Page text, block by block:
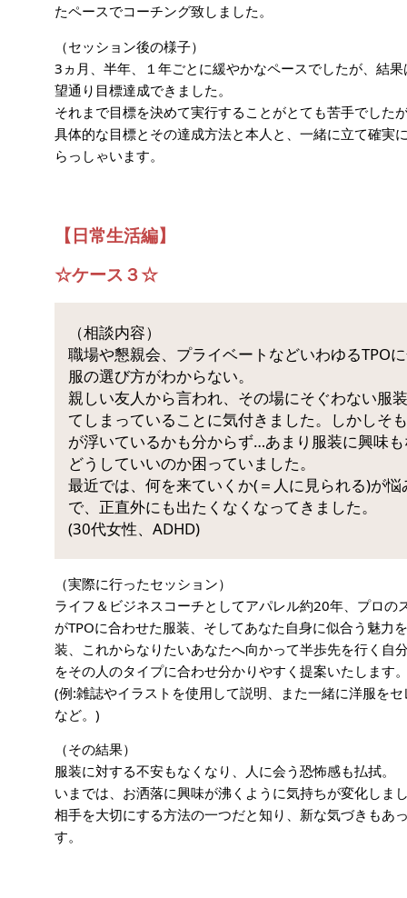
たペースでコーチング致しました。
（セッション後の様子）
3ヵ月、半年、１年ごとに緩やかなペースでしたが、結
望通り目標達成できました。
それまで目標を決めて実行することがとても苦手でした
具体的な目標とその達成方法と本人と、一緒に立て確実
らっしゃいます。
【日常生活編】
☆ケース３☆
（相談内容）
職場や懇親会、プライベートなどいわゆるTPO
服の選び方がわからない。
親しい友人から言われ、その場にそぐわない服
てしまっていることに気付きました。しかしそ
が浮いているかも分からず…あまり服装に興味
どうしていいのか困っていました。
最近では、何を来ていくか(＝人に見られる)が悩
で、正直外にも出たくなくなってきました。
(30代女性、ADHD)
（実際に行ったセッション）
ライフ＆ビジネスコーチとしてアパレル約20年、プロの
がTPOに合わせた服装、そしてあなた自身に似合う魅力
装、これからなりたいあなたへ向かって半歩先を行く自
をその人のタイプに合わせ分かりやすく提案いたします
(例:雑誌やイラストを使用して説明、また一緒に洋服を
など。)
（その結果）
服装に対する不安もなくなり、人に会う恐怖感も払拭。
いまでは、お洒落に興味が沸くように気持ちが変化しま
相手を大切にする方法の一つだと知り、新な気づきもあ
す。